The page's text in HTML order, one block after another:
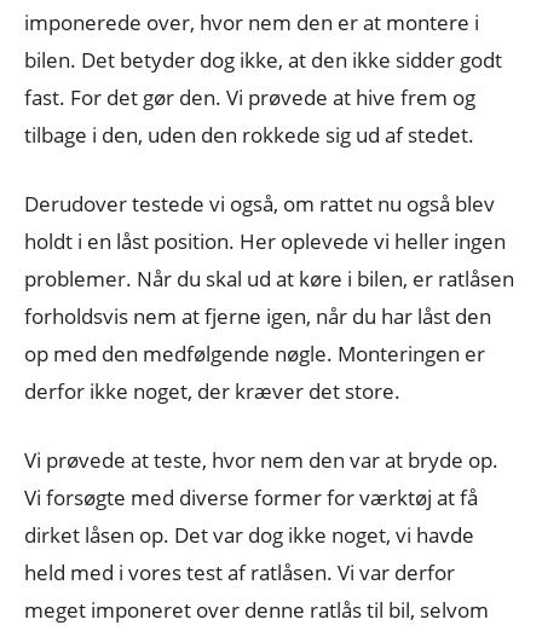
imponerede over, hvor nem den er at montere i
bilen. Det betyder dog ikke, at den ikke sidder godt
fast. For det gør den. Vi prøvede at hive frem og
tilbage i den, uden den rokkede sig ud af stedet.
Derudover testede vi også, om rattet nu også blev
holdt i en låst position. Her oplevede vi heller ingen
problemer. Når du skal ud at køre i bilen, er ratlåsen
forholdsvis nem at fjerne igen, når du har låst den
op med den medfølgende nøgle. Monteringen er
derfor ikke noget, der kræver det store.
Vi prøvede at teste, hvor nem den var at bryde op.
Vi forsøgte med diverse former for værktøj at få
dirket låsen op. Det var dog ikke noget, vi havde
held med i vores test af ratlåsen. Vi var derfor
meget imponeret over denne ratlås til bil, selvom